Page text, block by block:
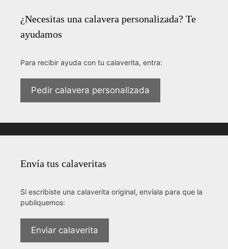
¿Necesitas una calavera personalizada? Te
ayudamos
Para recibir ayuda con tu calaverita, entra:
Pedir calavera personalizada
Envía tus calaveritas
Si escribiste una calaverita original, envíala para que la
publiquemos:
Enviar calaverita